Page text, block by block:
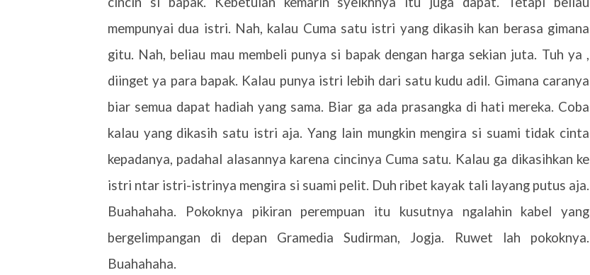
mempunyai dua istri. Nah, kalau Cuma satu istri yang dikasih kan berasa gimana
gitu. Nah, beliau mau membeli punya si bapak dengan harga sekian juta. Tuh ya ,
diinget ya para bapak. Kalau punya istri lebih dari satu kudu adil. Gimana caranya
biar semua dapat hadiah yang sama. Biar ga ada prasangka di hati mereka. Coba
kalau yang dikasih satu istri aja. Yang lain mungkin mengira si suami tidak cinta
kepadanya, padahal alasannya karena cincinya Cuma satu. Kalau ga dikasihkan ke
istri ntar istri-istrinya mengira si suami pelit. Duh ribet kayak tali layang putus aja.
Buahahaha. Pokoknya pikiran perempuan itu kusutnya ngalahin kabel yang
bergelimpangan di depan Gramedia Sudirman, Jogja. Ruwet lah pokoknya.
Buahahaha.